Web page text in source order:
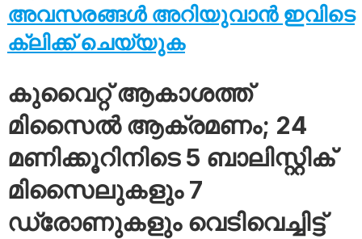
അവസരങ്ങൾ അറിയുവാൻ ഇവിടെ
ക്ലിക്ക് ചെയ്യുക
കുവൈറ്റ് ആകാശത്ത്
മിസൈൽ ആക്രമണം; 24
മണിക്കൂറിനിടെ 5 ബാലിസ്റ്റിക്
മിസൈലുകളും 7
ഡ്രോണുകളും വെടിവെച്ചിട്ട്